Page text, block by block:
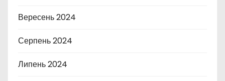
Вересень 2024
Серпень 2024
Липень 2024